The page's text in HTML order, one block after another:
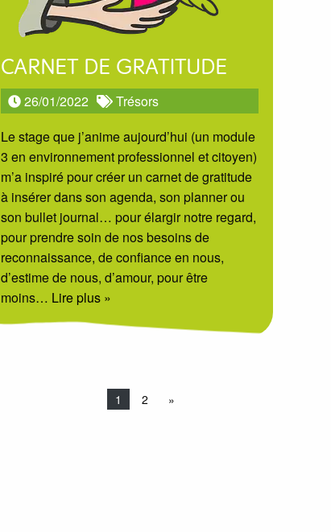
CARNET DE GRATITUDE
26/01/2022
Trésors
Le stage que j’anime aujourd’hui (un module
3 en environnement professionnel et citoyen)
m’a inspiré pour créer un carnet de gratitude
à insérer dans son agenda, son planner ou
son bullet journal… pour élargir notre regard,
pour prendre soin de nos besoins de
reconnaissance, de confiance en nous,
d’estime de nous, d’amour, pour être
moins… Lire plus »
1 2 »